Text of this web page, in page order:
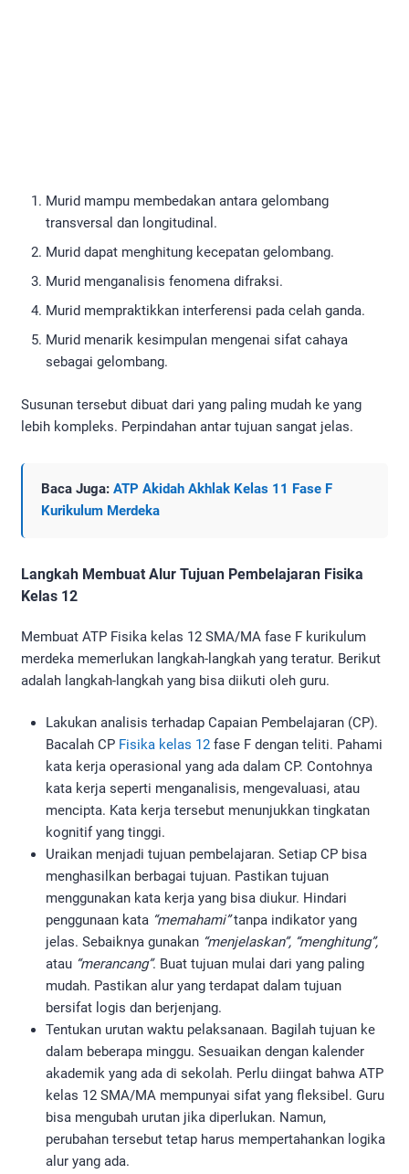
Murid mampu membedakan antara gelombang
transversal dan longitudinal.
Murid dapat menghitung kecepatan gelombang.
Murid menganalisis fenomena difraksi.
Murid mempraktikkan interferensi pada celah ganda.
Murid menarik kesimpulan mengenai sifat cahaya
sebagai gelombang.
Susunan tersebut dibuat dari yang paling mudah ke yang
lebih kompleks. Perpindahan antar tujuan sangat jelas.
Baca Juga: ATP Akidah Akhlak Kelas 11 Fase F
Kurikulum Merdeka
Langkah Membuat Alur Tujuan Pembelajaran Fisika
Kelas 12
Membuat ATP Fisika kelas 12 SMA/MA fase F kurikulum
merdeka memerlukan langkah-langkah yang teratur. Berikut
adalah langkah-langkah yang bisa diikuti oleh guru.
Lakukan analisis terhadap Capaian Pembelajaran (CP).
Bacalah CP Fisika kelas 12 fase F dengan teliti. Pahami
kata kerja operasional yang ada dalam CP. Contohnya
kata kerja seperti menganalisis, mengevaluasi, atau
mencipta. Kata kerja tersebut menunjukkan tingkatan
kognitif yang tinggi.
Uraikan menjadi tujuan pembelajaran. Setiap CP bisa
menghasilkan berbagai tujuan. Pastikan tujuan
menggunakan kata kerja yang bisa diukur. Hindari
penggunaan kata “memahami”tanpa indikator yang
jelas. Sebaiknya gunakan “menjelaskan”, “menghitung”,
atau “merancang”. Buat tujuan mulai dari yang paling
mudah. Pastikan alur yang terdapat dalam tujuan
bersifat logis dan berjenjang.
Tentukan urutan waktu pelaksanaan. Bagilah tujuan ke
dalam beberapa minggu. Sesuaikan dengan kalender
akademik yang ada di sekolah. Perlu diingat bahwa ATP
kelas 12 SMA/MA mempunyai sifat yang fleksibel. Guru
bisa mengubah urutan jika diperlukan. Namun,
perubahan tersebut tetap harus mempertahankan logika
alur yang ada.